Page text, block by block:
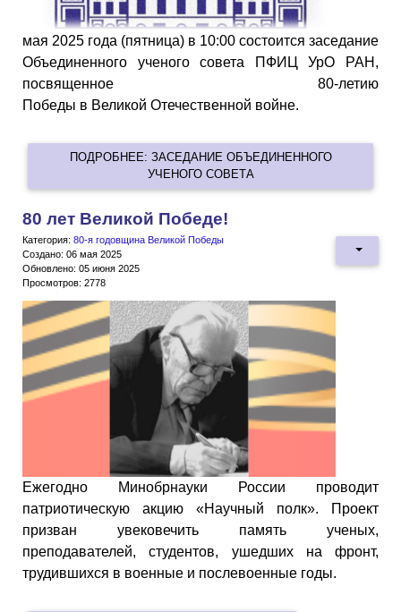
мая 2025 года (пятница) в 10:00 состоится заседание
Объединенного ученого совета ПФИЦ УрО РАН,
посвященное 80-летию
Победы в Великой Отечественной войне.
ПОДРОБНЕЕ: ЗАСЕДАНИЕ ОБЪЕДИНЕННОГО
УЧЕНОГО СОВЕТА
80 лет Великой Победе!
Категория: 80-я годовщина Великой Победы
Создано: 06 мая 2025
Обновлено: 05 июня 2025
Просмотров: 2778
Ежегодно Минобрнауки России проводит
патриотическую акцию «Научный полк». Проект
призван увековечить память ученых,
преподавателей, студентов, ушедших на фронт,
трудившихся в военные и послевоенные годы.